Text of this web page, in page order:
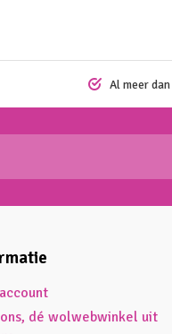
Al meer
dé wolwebwinkel uit